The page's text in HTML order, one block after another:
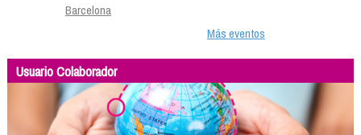
Barcelona
Más eventos
Usuario Colaborador